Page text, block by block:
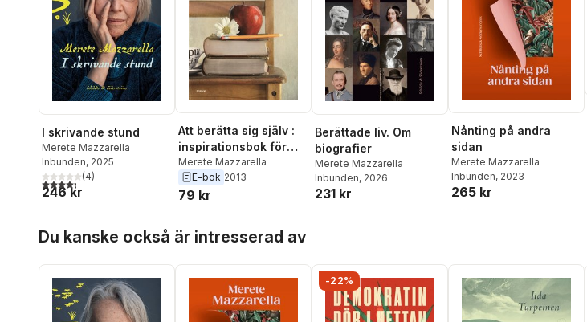
I skrivande stund
Merete Mazzarella
Inbunden, 2025
4,3utav 5 stjärnor. Totalt antal röster:
(4)
246 kr
Att berätta sig själv :
inspirationsbok för
den som vill skriva om
sitt liv.
Merete Mazzarella
E-bok 2013
79 kr
Berättade liv. Om
biografier
Merete Mazzarella
Inbunden, 2026
231 kr
Nånting på andra
sidan
Merete Mazzarella
Inbunden, 2023
265 kr
Du kanske också är intresserad av
-22%